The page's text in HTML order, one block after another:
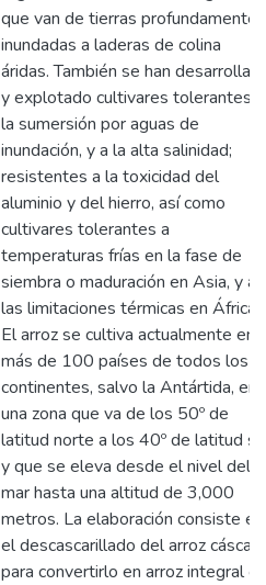
que van de tierras profundamente
inundadas a laderas de colina
áridas. También se han
y explotado cultivares tolerantes a
la sumersión por aguas de
inundación, y a la alta salinidad;
resistentes a la toxicidad del
aluminio y del hierro, así como
cultivares tolerantes a
temperaturas frías en la fase de
siembra o maduración en Asia, y a
las limitaciones térmicas en África.
El arroz se cultiva actualmente en
más de 100 países de todos los
continentes, salvo la Antártida, en
una zona que va de los 50º de
latitud norte a los 40º de latitud
y que se eleva desde el nivel del
mar hasta una altitud de 3,000
metros. La elaboración consiste en
el descascarillado del arroz cáscara
para convertirlo en arroz integral o